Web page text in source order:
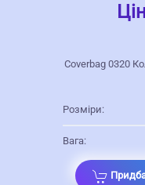
Coverbag 0320
Розміри:
Вага: